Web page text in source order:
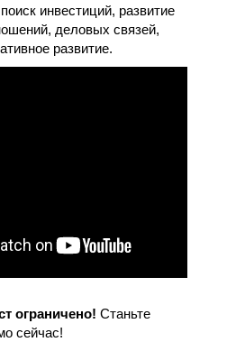
инвестиций, развитие
деловых связей,
развитие.
ограничено! Станьте
сейчас!